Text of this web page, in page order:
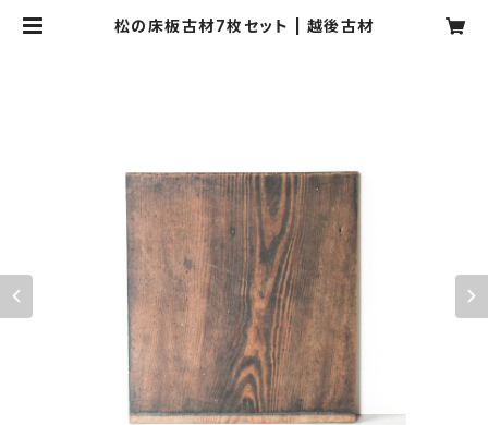
松の床板古材7枚セット | 越後古材